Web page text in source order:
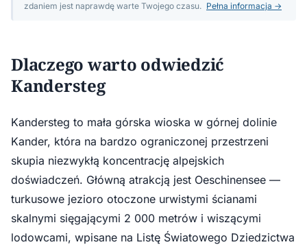
zdaniem jest naprawdę warte Twojego czasu. Pełna informacja →
Dlaczego warto odwiedzić
Kandersteg
Kandersteg to mała górska wioska w górnej dolinie
Kander, która na bardzo ograniczonej przestrzeni
skupia niezwykłą koncentrację alpejskich
doświadczeń. Główną atrakcją jest Oeschinensee —
turkusowe jezioro otoczone urwistymi ścianami
skalnymi sięgającymi 2 000 metrów i wiszącymi
lodowcami, wpisane na Listę Światowego Dziedzictwa